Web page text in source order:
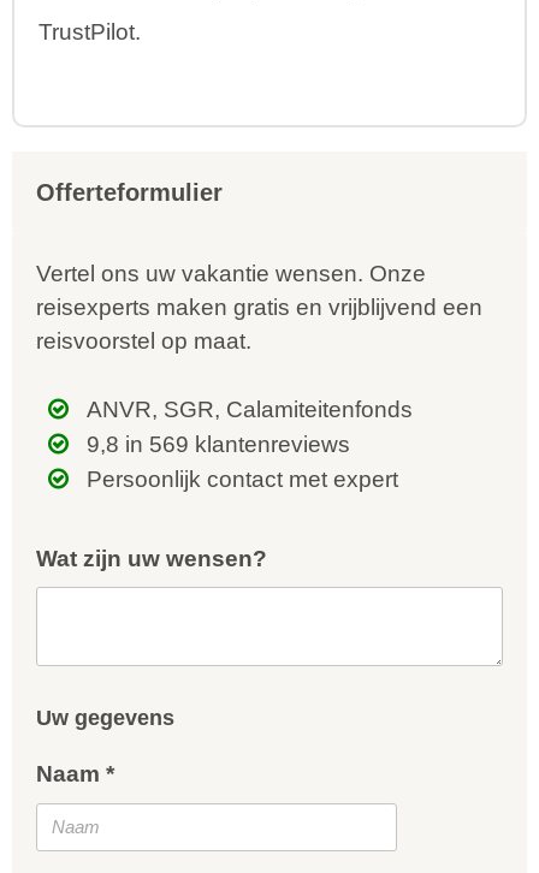
TrustPilot.
Offerteformulier
Vertel ons uw vakantie wensen. Onze
reisexperts maken gratis en vrijblijvend een
reisvoorstel op maat.
ANVR, SGR, Calamiteitenfonds
9,8 in 569 klantenreviews
Persoonlijk contact met expert
Wat zijn uw wensen?
Uw gegevens
Naam *